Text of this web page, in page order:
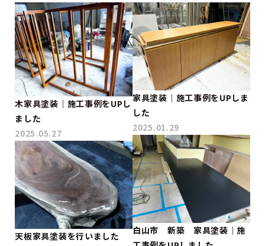
木家具塗装｜施工事例をUPし
ました
2025.05.27
天板家具塗装を行いました
家具塗装｜施工事例をUPしま
した
2025.01.29
白山市 新築 家具塗装｜施